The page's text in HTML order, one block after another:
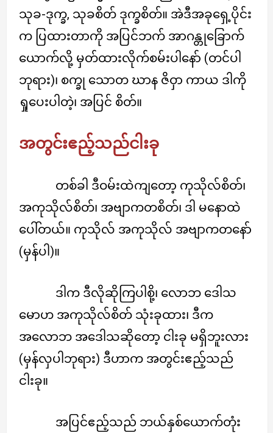
သုခ-ဒုက္ခ, သုခစိတ် ဒုက္ခစိတ်။ အဲဒီအခုရှေ့ပိုင်း
က ပြထားတာကို အပြင်ဘက် အာဂန္တုခြောက်
ယောက်လို့ မှတ်ထားလိုက်စမ်းပါနော် (တင်ပါ
ဘုရား)၊ စက္ခု သောတ ဃာန ဇိဝှာ ကာယ ဒါကို
ရှုပေးပါတဲ့၊ အပြင် စိတ်။
အတွင်းဧည့်သည်ငါးခု
တစ်ခါ ဒီဝမ်းထဲကျတော့ ကုသိုလ်စိတ်၊
အကုသိုလ်စိတ်၊ အဗျာကတစိတ်၊ ဒါ မနောထဲ
ပေါ်တယ်။ ကုသိုလ် အကုသိုလ် အဗျာကတနော်
(မှန်ပါ)။
ဒါက ဒီလိုဆိုကြပါစို့၊ လောဘ ဒေါသ
မောဟ အကုသိုလ်စိတ် သုံးခုထား၊ ဒီက
အလောဘ အဒေါသဆိုတော့ ငါးခု မရှိဘူးလား
(မှန်လှပါဘုရား) ဒီဟာက အတွင်းဧည့်သည်
ငါးခု။
အပြင်ဧည့်သည် ဘယ်နှစ်ယောက်တုံး